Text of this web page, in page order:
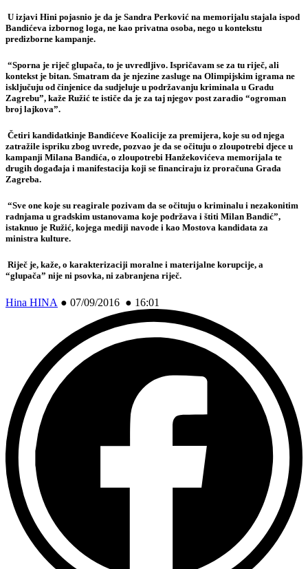
U izjavi Hini pojasnio je da je Sandra Perković na memorijalu stajala ispod
Bandićeva izbornog loga, ne kao privatna osoba, nego u kontekstu
predizborne kampanje.
“Sporna je riječ glupača, to je uvredljivo. Ispričavam se za tu riječ, ali
kontekst je bitan. Smatram da je njezine zasluge na Olimpijskim igrama ne
isključuju od činjenice da sudjeluje u podržavanju kriminala u Gradu
Zagrebu”, kaže Ružić te ističe da je za taj njegov post zaradio “ogroman
broj lajkova”.
Četiri kandidatkinje Bandićeve Koalicije za premijera, koje su od njega
zatražile ispriku zbog uvrede, pozvao je da se očituju o zloupotrebi djece u
kampanji Milana Bandića, o zloupotrebi Hanžekovićeva memorijala te
drugih događaja i manifestacija koji se financiraju iz proračuna Grada
Zagreba.
“Sve one koje su reagirale pozivam da se očituju o kriminalu i nezakonitim
radnjama u gradskim ustanovama koje podržava i štiti Milan Bandić”,
istaknuo je Ružić, kojega mediji navode i kao Mostova kandidata za
ministra kulture.
Riječ je, kaže, o karakterizaciji moralne i materijalne korupcije, a
“glupača” nije ni psovka, ni zabranjena riječ.
Hina HINA ● 07/09/2016 ● 16:01